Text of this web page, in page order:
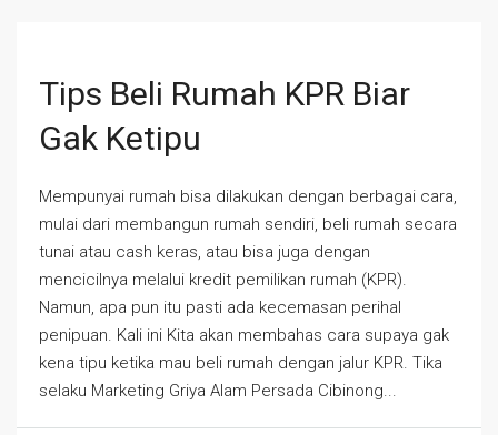
Tips Beli Rumah KPR Biar
Gak Ketipu
Mempunyai rumah bisa dilakukan dengan berbagai cara,
mulai dari membangun rumah sendiri, beli rumah secara
tunai atau cash keras, atau bisa juga dengan
mencicilnya melalui kredit pemilikan rumah (KPR).
Namun, apa pun itu pasti ada kecemasan perihal
penipuan. Kali ini Kita akan membahas cara supaya gak
kena tipu ketika mau beli rumah dengan jalur KPR. Tika
selaku Marketing Griya Alam Persada Cibinong...